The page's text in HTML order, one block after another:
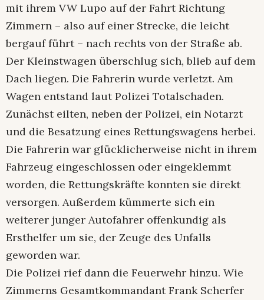
mit ihrem VW Lupo auf der Fahrt Richtung
Zimmern – also auf einer Strecke, die leicht
bergauf führt – nach rechts von der Straße ab.
Der Kleinstwagen überschlug sich, blieb auf dem
Dach liegen. Die Fahrerin wurde verletzt. Am
Wagen entstand laut Polizei Totalschaden.
Zunächst eilten, neben der Polizei, ein Notarzt
und die Besatzung eines Rettungswagens herbei.
Die Fahrerin war glücklicherweise nicht in ihrem
Fahrzeug eingeschlossen oder eingeklemmt
worden, die Rettungskräfte konnten sie direkt
versorgen. Außerdem kümmerte sich ein
weiterer junger Autofahrer offenkundig als
Ersthelfer um sie, der Zeuge des Unfalls
geworden war.
Die Polizei rief dann die Feuerwehr hinzu. Wie
Zimmerns Gesamtkommandant Frank Scherfer